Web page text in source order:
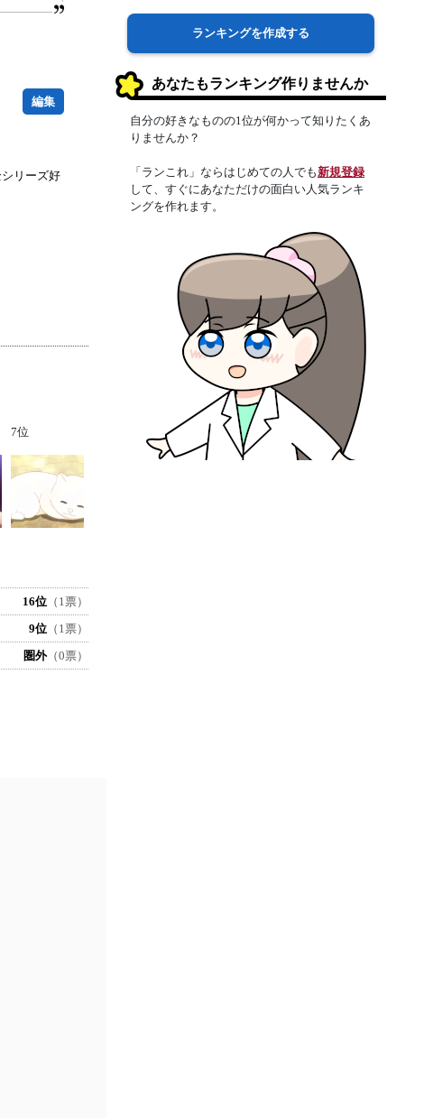
編集
リーズ好
7位
16位 （1票）
9位 （1票）
圏外（0票）
ランキングを作成する
あなたもランキング作りませんか
自分の好きなものの1位が何かって知りたくあ
りませんか？
「ランこれ」ならはじめての人でも新規登録
して、すぐにあなただけの面白い人気ランキ
ングを作れます。